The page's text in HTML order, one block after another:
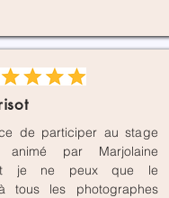
de participer au stage
animé par Marjolaine
et je ne peux que le
tous les photographes